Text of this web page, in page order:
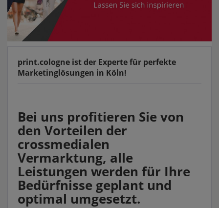
print.cologne ist der Experte für perfekte
Marketinglösungen in Köln!
Bei uns profitieren Sie von
den Vorteilen der
crossmedialen
Vermarktung, alle
Leistungen werden für Ihre
Bedürfnisse geplant und
optimal umgesetzt.